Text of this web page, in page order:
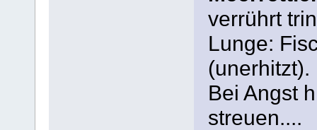
verrührt
Lunge:
(unerhitzt).
Bei Angst
streuen....